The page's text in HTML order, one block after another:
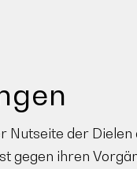
Nutseite der
gegen ihren